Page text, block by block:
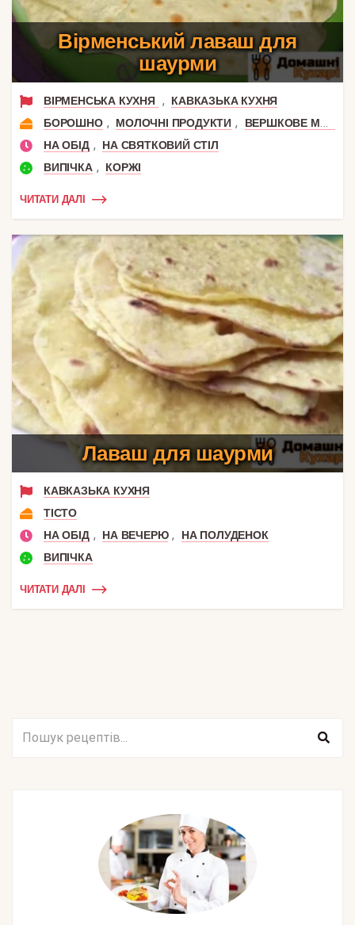
Вірменський лаваш для
шаурми
ВІРМЕНСЬКА КУХНЯ ,
КАВКАЗЬКА КУХНЯ
БОРОШНО , МОЛОЧНІ ПРОДУКТИ ,
ВЕРШКОВЕ МАСЛО
НА ОБІД ,
НА СВЯТКОВИЙ СТІЛ
ВИПІЧКА , КОРЖІ
ЧИТАТИ ДАЛІ
Лаваш для шаурми
КАВКАЗЬКА КУХНЯ
ТІСТО
НА ОБІД , НА ВЕЧЕРЮ ,
НА ПОЛУДЕНОК
ВИПІЧКА
ЧИТАТИ ДАЛІ